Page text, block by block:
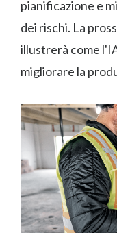
pianificazione e
dei rischi. La
illustrerà come
migliorare la